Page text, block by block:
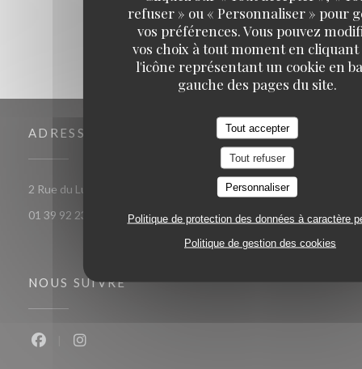
refuser » ou « Personnaliser » pour
vos préférences. Vous pouvez
vos choix à tout moment en
l'icône représentant un cookie en
gauche des pages du site.
Tout accepter
Tout refuser
Personnaliser
Politique de protection des données à caractère
Politique de gestion des cookies
ADRESSE
2 Rue du Luat 95350 Saint-Brice-sous-Forêt((ouvre une nouvelle
01 39 92 23 82
NOUS SUIVRE